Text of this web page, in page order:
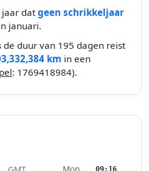
jaar datgeen schrikkeljaar
januari.
de duur van 195 dagen reist
km in een
: 1769418984).